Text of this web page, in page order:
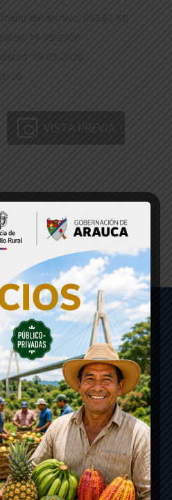
del archivo: 603.82 KB
19-05-2026
19-05-2026
20
VISTA PREVIA